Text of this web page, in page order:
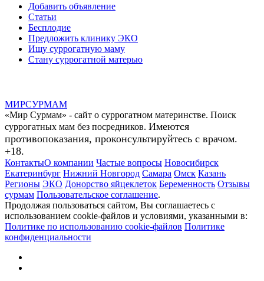
Добавить объявление
Статьи
Бесплодие
Предложить клинику ЭКО
Ищу суррогатную маму
Стану суррогатной матерью
МИРСУРМАМ
«Мир Сурмам» - сайт о суррогатном материнстве. Поиск
суррогатных мам без посредников. Имеются
противопоказания, проконсультируйтесь с врачом.
+18.
КонтактыО компании Частые вопросы Новосибирск
Екатеринбург Нижний Новгород Самара Омск Казань
Регионы ЭКО Донорство яйцеклеток Беременность Отзывы
сурмам Пользовательское соглашение.
Продолжая пользоваться сайтом, Вы соглашаетесь с
использованием cookie-файлов и условиями, указанными в:
Политике по использованию cookie-файлов Политике
конфиденциальности